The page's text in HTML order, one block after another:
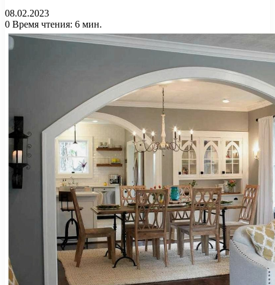
08.02.2023
0 Время чтения: 6 мин.